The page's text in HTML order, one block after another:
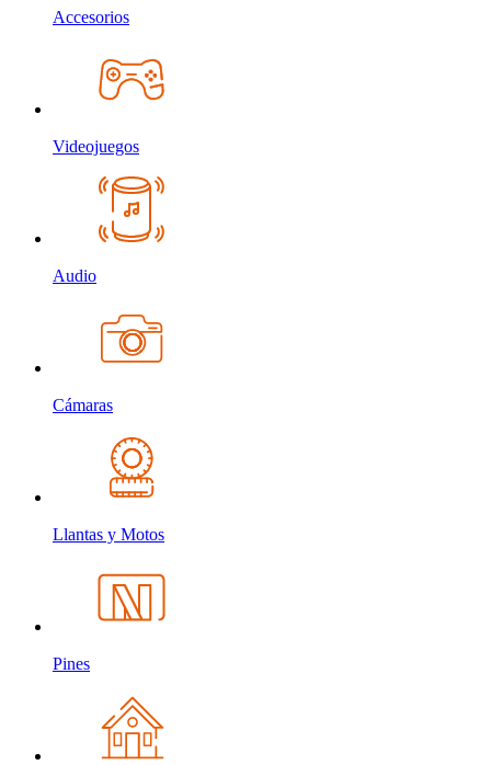
Accesorios
Videojuegos
Audio
Cámaras
Llantas y Motos
Pines